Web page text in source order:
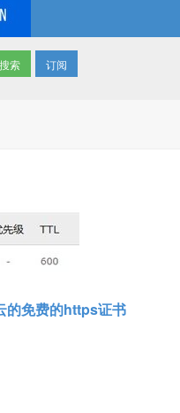
订阅
的免费的https证书